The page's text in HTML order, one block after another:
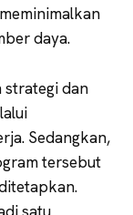
daya.
strategi dan
Sedangkan,
tersebut